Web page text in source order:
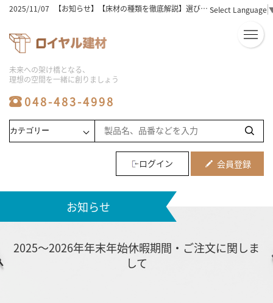
2025/11/07
【お知らせ】【床材の種類を徹底解説】選び方のコツとおすすめはこれ！
2025/11/07 【お知らせ】【床材おすすめ】初心者必見！失敗しない選び方と人気5選
2025/11/07
【お知らせ】ユニットバスの工事費用込み相場を徹底解説！安く抑えるコツは？
2025/11/07 【お知らせ】【ビニル床タイル】初心者でも簡単！選び方と敷き方のコツ
2025/11/07 【お知らせ】【激安】シャワーユニットを徹底比較！人気商品と選び方のコツ
2025/11/07
2025/11/06 【お知らせ】【保存版】システムバス価格の比較とおすすめ商品ランキング
2025/08/06
【お知らせ】床材の種類は何がある？価格・特徴と部屋別に選び方も解説
2025/08/06
【お知らせ】【メーカー別】フロアタイルの特徴を比較！最適な選び方も紹介
【お知らせ】システムバスのサイズ選びで施主の不安を解消する提案方法を紹介
【お知らせ】浴室リフォームの費用相場や劣化のサイン5つを解説
2024/07/16 【お知らせ】2024夏季休業お知らせ
【お知らせ】メーカー倉庫への直接お引き取りに関しまして
【お知らせ】ゴールデンウィーク休業のお知らせ
Select Language
未来への架け橋となる、
理想の空間を一緒に創りましょう
048-483-4998
ログイン 会員登録
お知らせ
2025～2026年年末年始休暇期間・ご注文に関しま
して